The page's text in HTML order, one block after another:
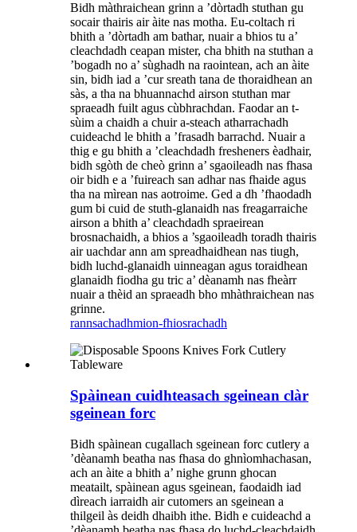
Bidh màthraichean grinn a ’dòrtadh stuthan gu
socair thairis air àite nas motha. Eu-coltach ri
bhith a ’dòrtadh am bathar, nuair a bhios tu a’
cleachdadh ceapan mister, cha bhith na stuthan a
’bogadh no a’ sùghadh na raointean, ach an àite
sin, bidh iad a ’cur sreath tana de thoraidhean an
sàs, a tha na bhuannachd airson stuthan mar
spraeadh fuilt agus cùbhrachdan. Faodar an t-
sùim a chaidh a chuir a-steach atharrachadh
cuideachd le bhith a ’frasadh barrachd. Nuair a
thig e gu bhith a ’cleachdadh fresheners èadhair,
bidh sgòth de cheò grinn a’ sgaoileadh nas fhasa
oir bidh e a ’fuireach san adhar nas fhaide agus
tha na mìrean nas aotroime. Ged a dh ’fhaodadh
gum bi cuid de stuth-glanaidh nas freagarraiche
airson a bhith a’ cleachdadh spraeirean
brosnachaidh, a bhios a ’sgaoileadh toradh thairis
air uachdar ann am spreadhaidhean nas tiugh,
bidh luchd-glanaidh uinneagan agus toraidhean
glanaidh fiodha gu tric a’ dèanamh nas fheàrr
nuair a thèid an spraeadh bho mhàthraichean nas
grinne.
rannsachadhmion-fhiosrachadh
Spàinean cuidhteasach sgeinean clàr
sgeinean forc
Bidh spàinean cugallach sgeinean forc cutlery a
’dèanamh beatha nas fhasa do ghnìomhachasan,
ach an àite a bhith a’ nighe grunn ghocan
meatailt, spàinean agus sgeinean, faodaidh iad
dìreach iarraidh air cutomers an sgeinean a
thilgeil às deidh dhaibh ithe. Bidh e cuideachd a